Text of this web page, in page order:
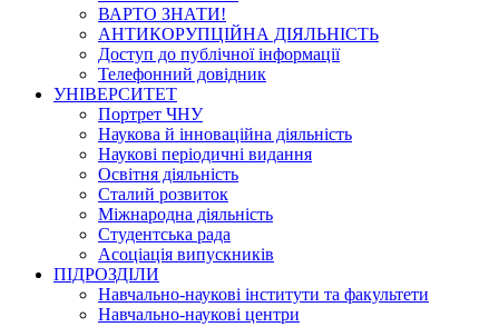
ВАРТО ЗНАТИ!
АНТИКОРУПЦІЙНА ДІЯЛЬНІСТЬ
Доступ до публічної інформації
Телефонний довідник
УНІВЕРСИТЕТ
Портрет ЧНУ
Наукова й інноваційна діяльність
Наукові періодичні видання
Освітня діяльність
Сталий розвиток
Міжнародна діяльність
Студентська рада
Асоціація випускників
ПІДРОЗДІЛИ
Навчально-наукові інститути та факультети
Навчально-наукові центри